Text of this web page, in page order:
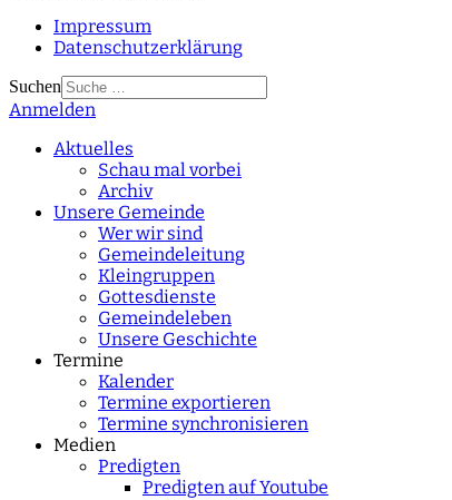
Impressum
Datenschutzerklärung
Suchen
Type 2 or more
Anmelden
Aktuelles
Schau mal vorbei
Archiv
Unsere Gemeinde
Wer wir sind
Gemeindeleitung
Kleingruppen
Gottesdienste
Gemeindeleben
Unsere Geschichte
Termine
Kalender
Termine exportieren
Termine synchronisieren
Medien
Predigten
Predigten auf Youtube